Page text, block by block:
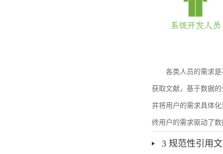
各类人员的需求
获取文献，基于数据
并将用户的需求具体
终用户的需求驱动了
3 规范性引用